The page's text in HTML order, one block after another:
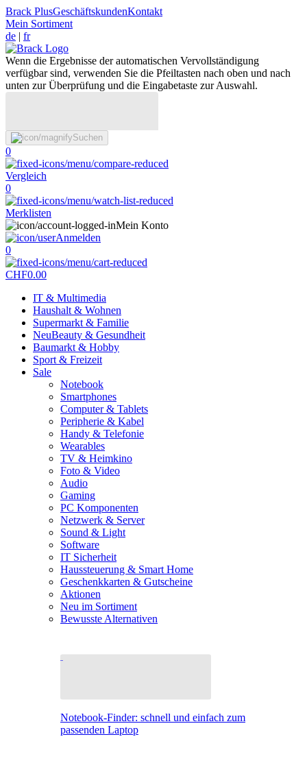
Brack PlusGeschäftskundenKontakt
Mein Sortiment
de | fr
Wenn die Ergebnisse der automatischen Vervollständigung
verfügbar sind, verwenden Sie die Pfeiltasten nach oben und nach
unten zur Überprüfung und die Eingabetaste zur Auswahl.
Suchen
0
Vergleich
0
Merklisten
Mein Konto
Anmelden
0
CHF0.00
IT & Multimedia
Haushalt & Wohnen
Supermarkt & Familie
NeuBeauty & Gesundheit
Baumarkt & Hobby
Sport & Freizeit
Sale
Notebook
Smartphones
Computer & Tablets
Peripherie & Kabel
Handy & Telefonie
Wearables
TV & Heimkino
Foto & Video
Audio
Gaming
PC Komponenten
Netzwerk & Server
Sound & Light
Software
IT Sicherheit
Haussteuerung & Smart Home
Geschenkkarten & Gutscheine
Aktionen
Neu im Sortiment
Bewusste Alternativen
Notebook-Finder: schnell und einfach zum
passenden Laptop